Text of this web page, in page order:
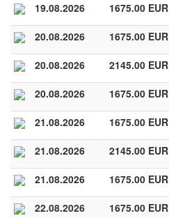
19.08.2026 1675.00 EUR
20.08.2026 1675.00 EUR
20.08.2026 2145.00 EUR
20.08.2026 1675.00 EUR
21.08.2026 1675.00 EUR
21.08.2026 2145.00 EUR
21.08.2026 1675.00 EUR
22.08.2026 1675.00 EUR